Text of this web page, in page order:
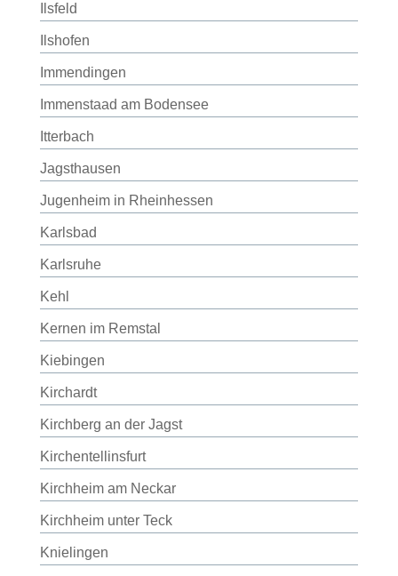
Ilsfeld
Ilshofen
Immendingen
Immenstaad am Bodensee
Itterbach
Jagsthausen
Jugenheim in Rheinhessen
Karlsbad
Karlsruhe
Kehl
Kernen im Remstal
Kiebingen
Kirchardt
Kirchberg an der Jagst
Kirchentellinsfurt
Kirchheim am Neckar
Kirchheim unter Teck
Knielingen